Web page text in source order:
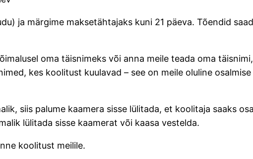
ja märgime maksetähtajaks kuni 21 päeva. Tõendid
oma täisnimeks või anna meile teada oma
kes koolitust kuulavad – see on meile oluline
siis palume kaamera sisse lülitada, et koolitaja saaks
lülitada sisse kaamerat või kaasa vestelda.
koolitust meilile.